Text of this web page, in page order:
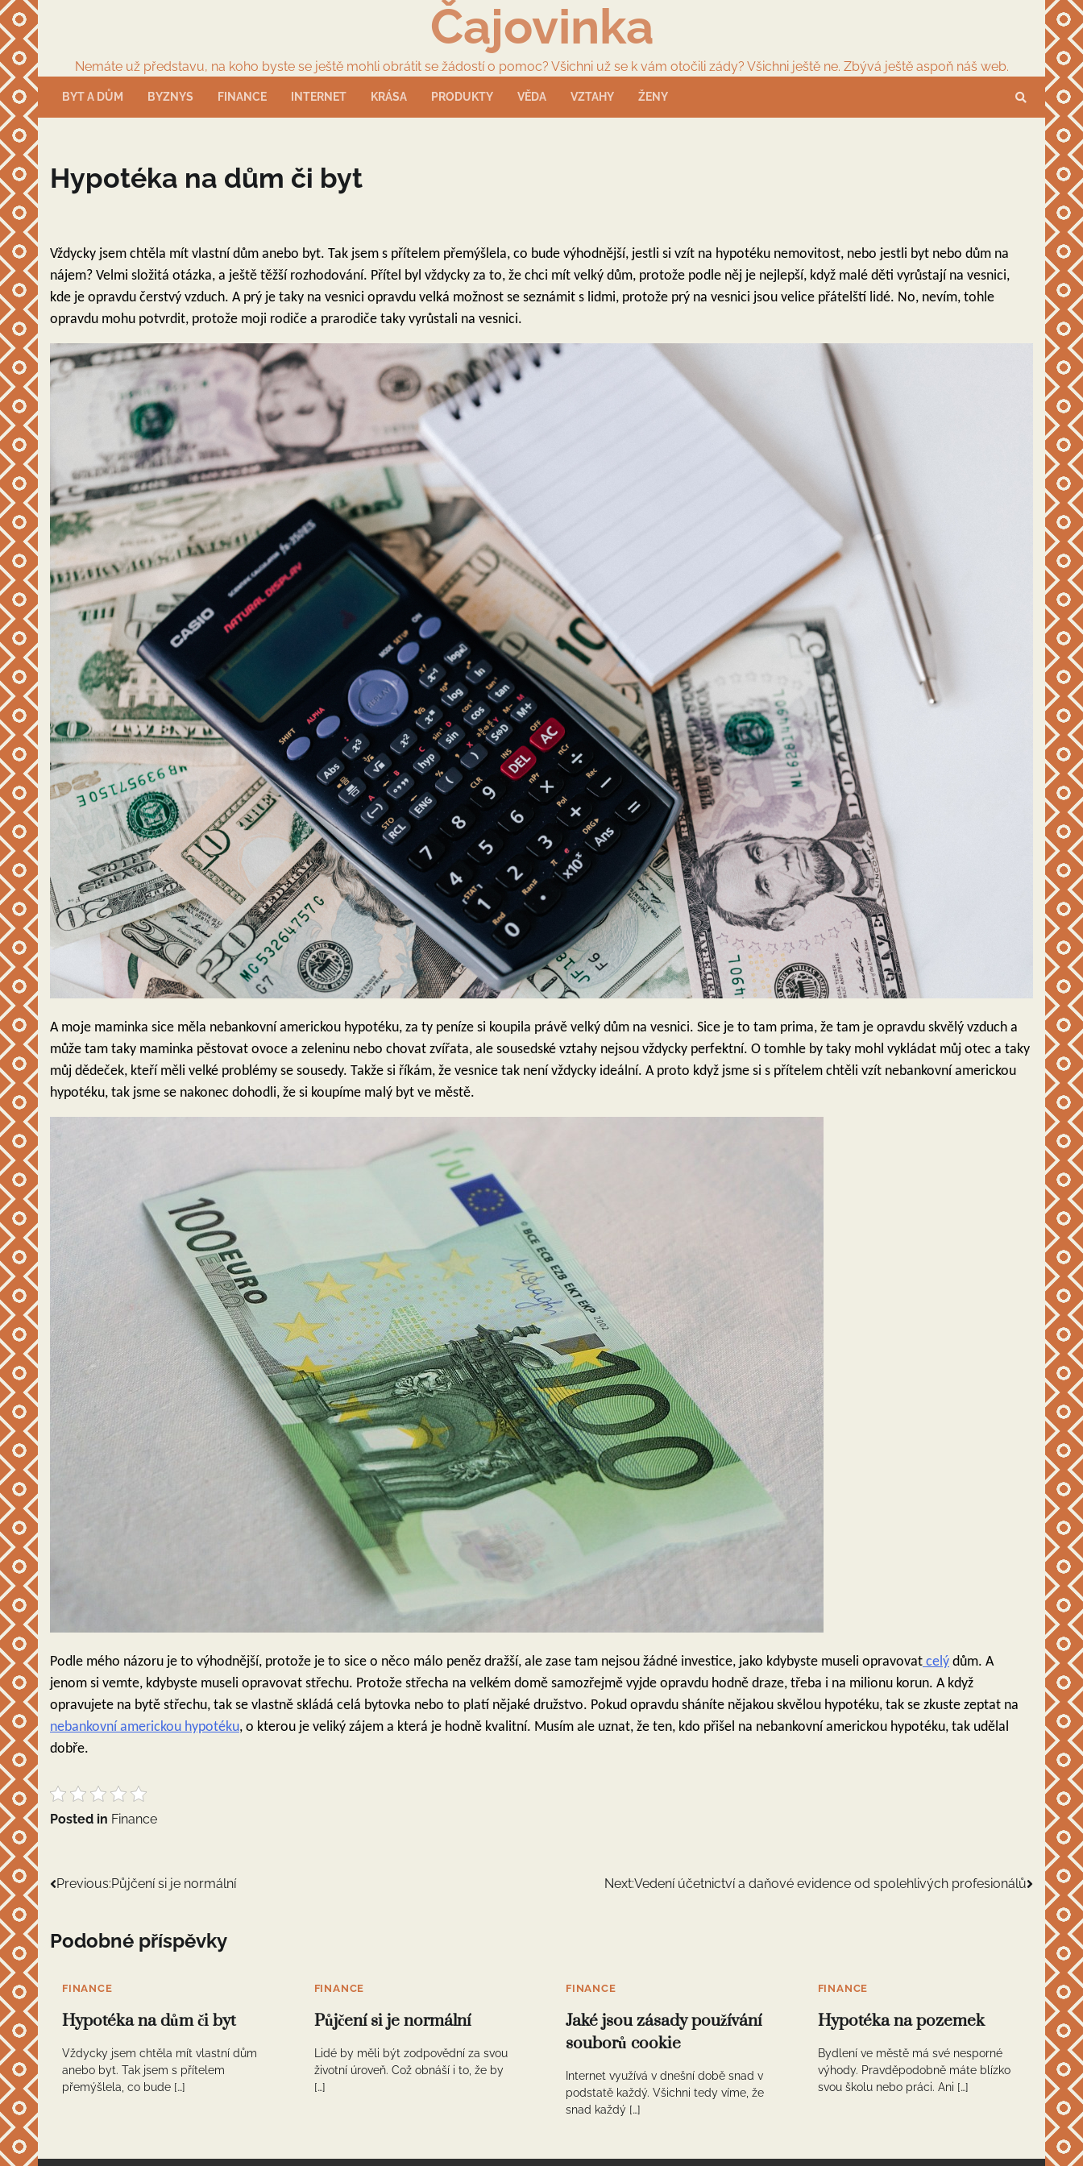
Skip
to
content
Čajovinka
Nemáte už představu, na koho byste se ještě mohli obrátit se žádostí o pomoc? Všichni už se k vám otočili zády? Všichni ještě ne. Zbývá ještě aspoň náš web.
BYT A DŮM BYZNYS FINANCE INTERNET KRÁSA PRODUKTY VĚDA VZTAHY ŽENY
Hypotéka na dům či byt
Vždycky jsem chtěla mít vlastní dům anebo byt. Tak jsem s přítelem přemýšlela, co bude výhodnější, jestli si vzít na hypotéku nemovitost, nebo jestli byt nebo dům na
nájem? Velmi složitá otázka, a ještě těžší rozhodování. Přítel byl vždycky za to, že chci mít velký dům, protože podle něj je nejlepší, když malé děti vyrůstají na vesnici,
kde je opravdu čerstvý vzduch. A prý je taky na vesnici opravdu velká možnost se seznámit s lidmi, protože prý na vesnici jsou velice přátelští lidé. No, nevím, tohle
opravdu mohu potvrdit, protože moji rodiče a prarodiče taky vyrůstali na vesnici.
A moje maminka sice měla nebankovní americkou hypotéku, za ty peníze si koupila právě velký dům na vesnici. Sice je to tam prima, že tam je opravdu skvělý vzduch a
může tam taky maminka pěstovat ovoce a zeleninu nebo chovat zvířata, ale sousedské vztahy nejsou vždycky perfektní. O tomhle by taky mohl vykládat můj otec a taky
můj dědeček, kteří měli velké problémy se sousedy. Takže si říkám, že vesnice tak není vždycky ideální. A proto když jsme si s přítelem chtěli vzít nebankovní americkou
hypotéku, tak jsme se nakonec dohodli, že si koupíme malý byt ve městě.
Podle mého názoru je to výhodnější, protože je to sice o něco málo peněz dražší, ale zase tam nejsou žádné investice, jako kdybyste museli opravovat celý dům. A
jenom si vemte, kdybyste museli opravovat střechu. Protože střecha na velkém domě samozřejmě vyjde opravdu hodně draze, třeba i na milionu korun. A když
opravujete na bytě střechu, tak se vlastně skládá celá bytovka nebo to platí nějaké družstvo. Pokud opravdu sháníte nějakou skvělou hypotéku, tak se zkuste zeptat na
nebankovní americkou hypotéku, o kterou je veliký zájem a která je hodně kvalitní. Musím ale uznat, že ten, kdo přišel na nebankovní americkou hypotéku, tak udělal
dobře.
Posted in Finance
Navigace
příspěvek
Previous:Půjčení si je normální Next:Vedení účetnictví a daňové evidence od spolehlivých profesionálů
Podobné příspěvky
FINANCE
Hypotéka na dům či byt
Vždycky jsem chtěla mít vlastní dům
anebo byt. Tak jsem s přítelem
přemýšlela, co bude […]
FINANCE
Půjčení si je normální
Lidé by měli být zodpovědní za svou
životní úroveň. Což obnáší i to, že by
[…]
FINANCE
Jaké jsou zásady používání
souborů cookie
Internet využívá v dnešní době snad v
podstatě každý. Všichni tedy víme, že
snad každý […]
FINANCE
Hypotéka na pozemek
Bydlení ve městě má své nesporné
výhody. Pravděpodobně máte blízko
svou školu nebo práci. Ani […]